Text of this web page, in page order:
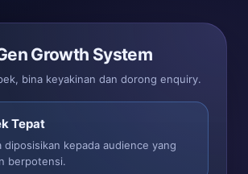
Growth System
bina keyakinan dan dorong enquiry.
Tepat
diposisikan kepada audience yang
berpotensi.